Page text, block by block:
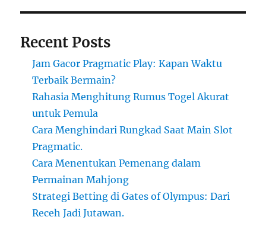
Recent Posts
Jam Gacor Pragmatic Play: Kapan Waktu
Terbaik Bermain?
Rahasia Menghitung Rumus Togel Akurat
untuk Pemula
Cara Menghindari Rungkad Saat Main Slot
Pragmatic.
Cara Menentukan Pemenang dalam
Permainan Mahjong
Strategi Betting di Gates of Olympus: Dari
Receh Jadi Jutawan.